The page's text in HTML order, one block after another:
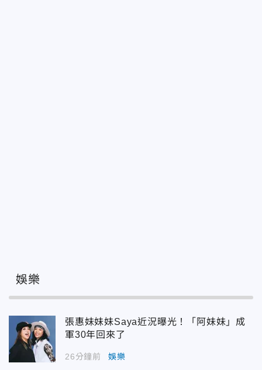
娛樂
張惠妹妹妹Saya近況曝光！「阿妹妹」成
軍30年回來了
26分鐘前 娛樂